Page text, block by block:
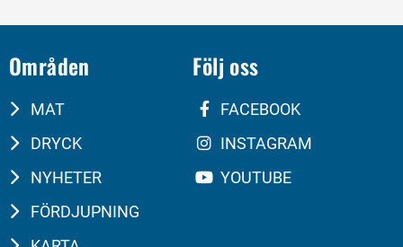
Områden
MAT
DRYCK
NYHETER
FÖRDJUPNING
Följ oss
FACEBOOK
INSTAGRAM
YOUTUBE